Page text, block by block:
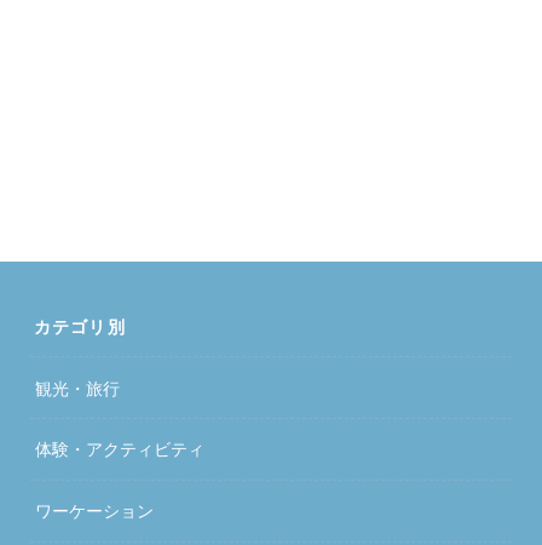
カテゴリ別
観光・旅行
体験・アクティビティ
ワーケーション